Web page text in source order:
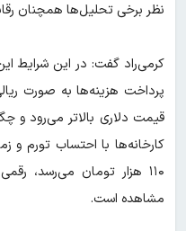
نظر برخی تحلیل‌ها همچنان
کرمی‌راد گفت: در این شرایط
پرداخت هزینه‌ها به صورت
قیمت دلاری بالاتر می‌رود و
۱۱۰ هزار تومان می‌رسد،
مشاهده است.